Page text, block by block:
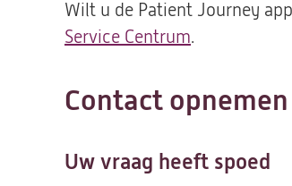
Wilt u de Patient Journey app
Service Centrum.
Contact opnemen
Uw vraag heeft spoed